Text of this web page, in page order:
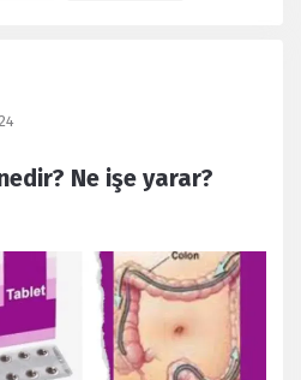
Ne işe yarar?